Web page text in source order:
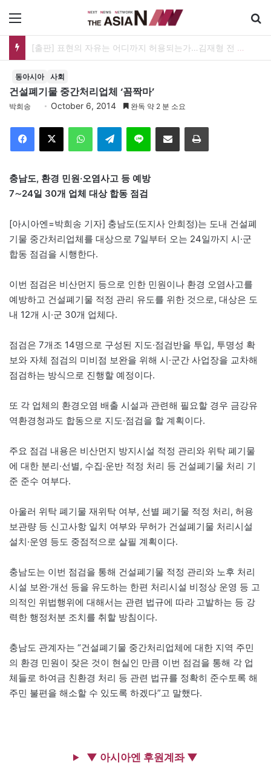
아자뉴스바이트 20260809
동아시아 사회
건설폐기물 중간처리업체 ‘꼼짝마’
박희송 October 6, 2014 완독 약 2 분 소요
Telegram 이메일
충남도, 환경 민원·오염사고 등 예방
7∼24일 30개 업체 대상 합동 점검
[아시아엔=박희송 기자] 충남도(도지사 안희정)는 도내 건설폐
기물 중간처리업체를 대상으로 7일부터 오는 24일까지 시·군
합동 점검을 시행한다.
이번 점검은 비산먼지 등으로 인한 민원이나 환경 오염사고를
예방하고 건설폐기물 적정 관리 유도를 위한 것으로, 대상은 도
내 12개 시·군 30개 업체다.
점검은 7개조 14명으로 구성된 지도·점검반을 투입, 투명성 확
보와 자체 점검의 미비점 보완을 위해 시·군간 사업장을 교차해
점검하는 방식으로 진행할 예정이다.
또 각 업체의 환경오염 배출 시설과 관련해 필요할 경우 금강유
역환경청과도 합동으로 지도·점검을 할 계획이다.
주요 점검 내용은 비산먼지 방지시설 적정 관리와 위탁 폐기물
에 대한 분리·선별, 수집·운반 적정 처리 등 건설폐기물 처리 기
준 준수 여부다.
아울러 위탁 폐기물 재위탁 여부, 선별 폐기물 적정 처리, 허용
보관량 등 신고사항 일치 여부와 무허가 건설폐기물 처리시설
설치·운영 등도 중점적으로 살필 계획이다.
충남도는 이번 점검을 통해 건설폐기물 적정 관리와 노후 처리
시설 보완·개선 등을 유도하는 한편 처리시설 비정상 운영 등 고
의적인 위법행위에 대해서는 관련 법규에 따라 고발하는 등 강
력한 행정처분 조치를 취할 방침이다.
충남도 관계자는 “건설폐기물 중간처리업체에 대한 지역 주민
의 환경 민원이 잦은 것이 현실인 만큼 이번 점검을 통해 각 업
체들로 하여금 친환경 처리 등 관련 법규를 정확히 준수토록 해
주민 불편을 해소할 수 있도록 하겠다”고 말했다.
▼ 아시아엔 후원계좌 ▼